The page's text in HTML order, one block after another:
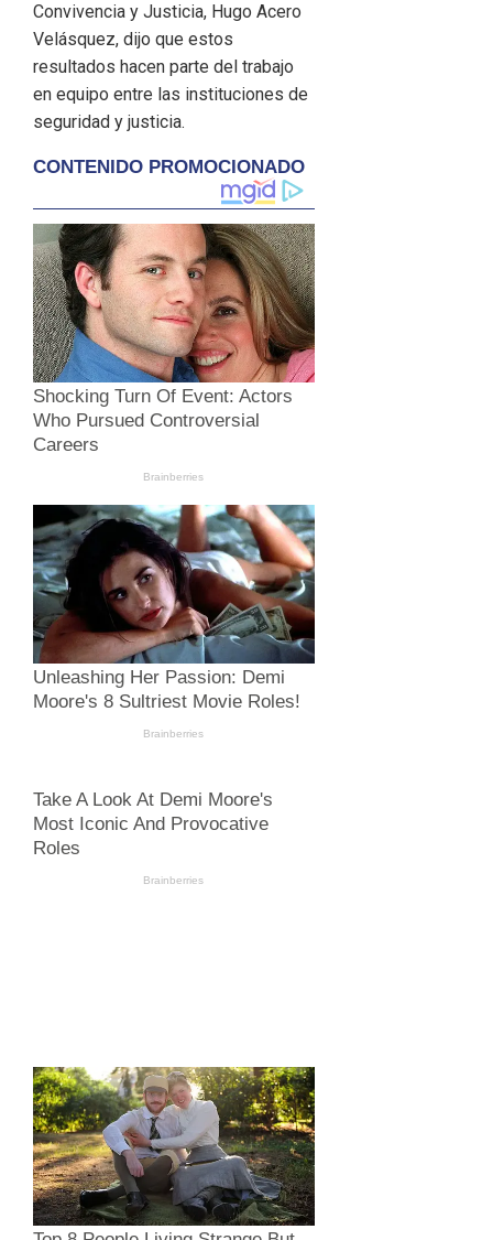
Convivencia y Justicia, Hugo Acero
Velásquez, dijo que estos
resultados hacen parte del trabajo
en equipo entre las instituciones de
seguridad y justicia.